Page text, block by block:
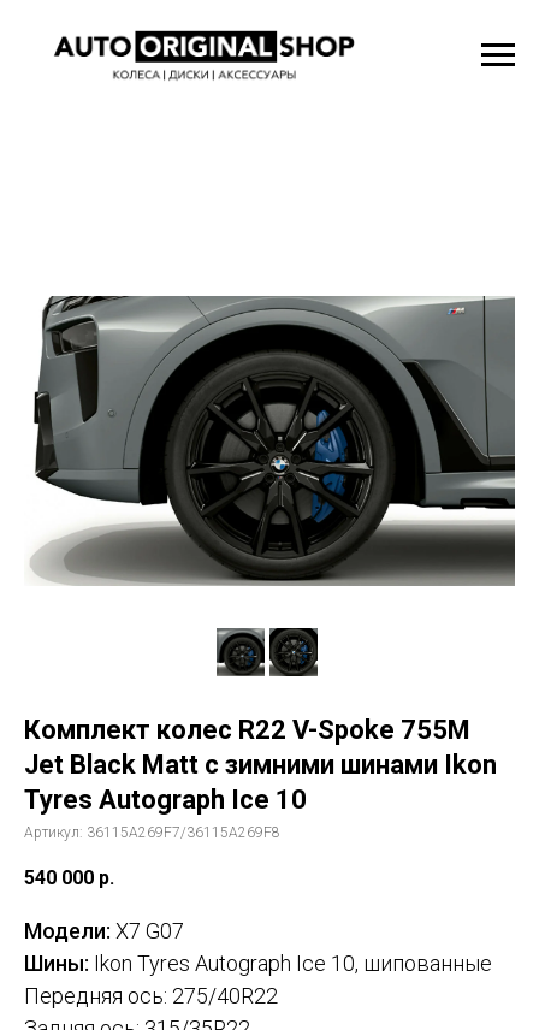
Комплект колес R22 V-Spoke 755M
Jet Black Matt с зимними шинами Ikon
Tyres Autograph Ice 10
Артикул: 36115A269F7/36115A269F8
540 000 р.
Модели: X7 G07
Шины: Ikon Tyres Autograph Ice 10, шипованные
Передняя ось: 275/40R22